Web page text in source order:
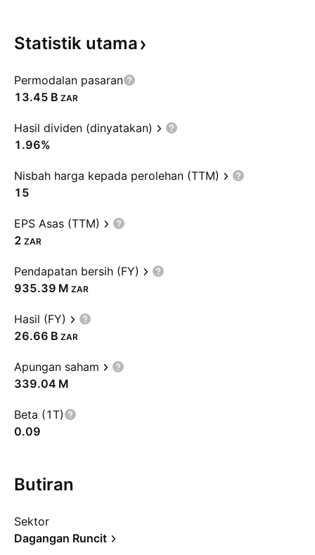
Statistik utama
Permodalan pasaran
‪13.45 B‬ ZAR
Hasil dividen (dinyatakan)
1.96%
Nisbah harga kepada perolehan (TTM)
15
EPS Asas (TTM)
2 ZAR
Pendapatan bersih (FY)
‪935.39 M‬ ZAR
Hasil (FY)
‪26.66 B‬ ZAR
Apungan saham
‪339.04 M‬
Beta (1T)
0.09
Butiran
Sektor
Dagangan Runcit